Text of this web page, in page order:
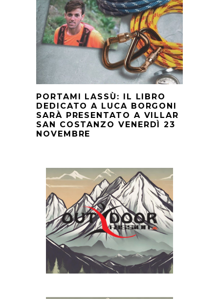
PORTAMI LASSÙ: IL LIBRO
DEDICATO A LUCA BORGONI
SARÀ PRESENTATO A VILLAR
SAN COSTANZO VENERDÌ 23
NOVEMBRE